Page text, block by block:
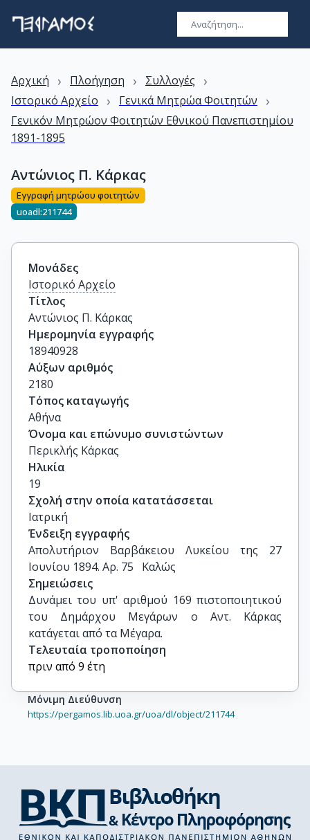
Αρχική › Πλοήγηση › Συλλογές ›
Ιστορικό Αρχείο › Γενικά Μητρώα Φοιτητών ›
Γενικόν Μητρώον Φοιτητών Εθνικού Πανεπιστημίου
1891-1895
Αντώνιος Π. Κάρκας
Εγγραφή μητρώου φοιτητών
uoadl:211744
Μονάδες
Ιστορικό Αρχείο
Τίτλος
Αντώνιος Π. Κάρκας
Ημερομηνία εγγραφής
18940928
Αύξων αριθμός
2180
Τόπος καταγωγής
Αθήνα
Όνομα και επώνυμο συνιστώντων
Περικλής Κάρκας
Ηλικία
19
Σχολή στην οποία κατατάσσεται
Ιατρική
Ένδειξη εγγραφής
Απολυτήριον Βαρβάκειου Λυκείου της 27
Ιουνίου 1894. Αρ. 75   Καλώς
Σημειώσεις
Δυνάμει του υπ' αριθμού 169 πιστοποιητικού
του Δημάρχου Μεγάρων ο Αντ. Κάρκας
κατάγεται από τα Μέγαρα.
Τελευταία τροποποίηση
πριν από 9 έτη
Μόνιμη Διεύθυνση
https://pergamos.lib.uoa.gr/uoa/dl/object/211744